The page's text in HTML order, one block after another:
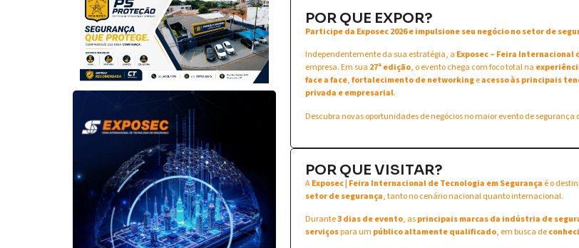
POR QUE EXPOR?
Participe da Exposec 2026 e impulsione seu negócio no setor de
Independentemente da sua estratégia, a Exposec – Feira Internacional
empresa. Em sua 27ª edição, o evento chega com foco total na
face a face,fortalecimento de networkingeacesso às principais
privada e empresarial.
Descubra novas oportunidades de negócios no maior evento de
POR QUE VISITAR?
AExposec | Feira Internacional de Tecnologia em Segurança é o
setor de segurança, tanto no cenário nacional quanto internacional.
Durante3 dias de evento, asprincipais marcas da indústria de
serviçospara um público altamente qualificado, em busca de